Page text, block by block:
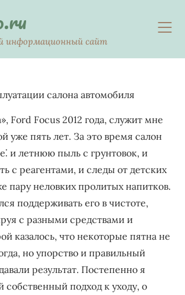
информационный сайт
салона автомобиля
Ford Focus 2012 года, служит мне
уже пять лет. За это время салон
и летнюю пыль с грунтовок, и
с реагентами, и следы от детских
пару неловких пролитых напитков.
поддерживать его в чистоте,
с разными средствами и
казалось, что некоторые пятна не
но упорство и правильный
результат. Постепенно я
собственный подход к уходу, о